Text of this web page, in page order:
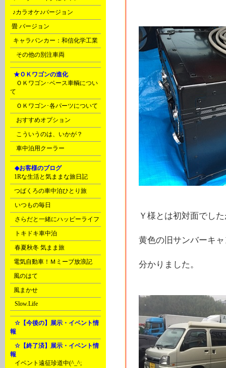
♪カラオケ♪バージョン
畳 バージョン
キャラバンカー：和信化学工業
その他の別注車両
★ＯＫワゴンの進化
ＯＫワゴン･ベース車輌につい
て
ＯＫワゴン･各パーツについて
おすすめオプション
こういうのは、いかが？
車中泊用クーラー
◆お客様のブログ
1Rな生活と気ままな旅日記
つばくろの車中泊ひとり旅
いつもの毎日
さらだと一緒にハッピーライフ
トキドキ車中泊
春夏秋冬 気まま旅
電気自動車！Ｍミーブ放浪記
風のはて
風まかせ
Slow.Life
☆【今後の】展示・イベント情
報
☆【終了済】展示・イベント情
報
イベント遠征珍道中(^_^;
Ｙ様とは初対面でし
黄色の旧サンバーキ
分かりました。